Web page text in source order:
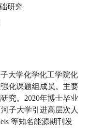
研究
大学化学化工学院化
化课题组成员。主要
究。2020年博士毕业
子大学引进高层次人
等知名能源期刊发